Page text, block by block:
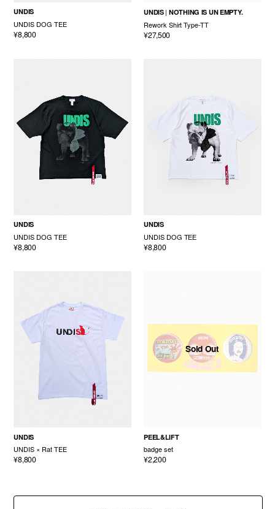
UNDIS
UNDIS DOG TEE
¥8,800
UNDIS NOTHING IS UN EMPTY.
Rework Shirt Type-TT
¥27,500
UNDIS
UNDIS DOG TEE
¥8,800
UNDIS
UNDIS DOG TEE
¥8,800
UNDIS
UNDIS × Rat TEE
¥8,800
Sold Out
PEEL&LIFT
badge set
¥2,200